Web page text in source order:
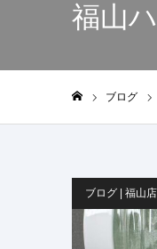
福山
ブログ
ブログ | 福山店